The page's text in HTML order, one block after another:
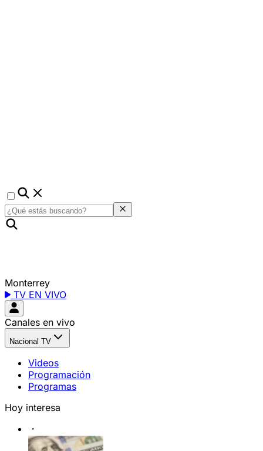
Monterrey
TV EN VIVO
Canales en vivo
Nacional TV
Videos
Programación
Programas
Hoy interesa